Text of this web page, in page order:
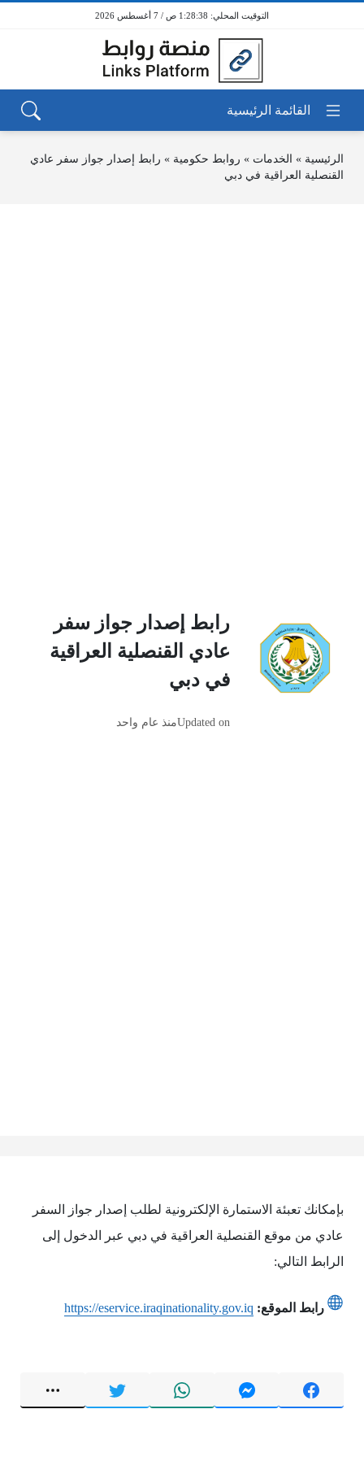
1:28:38 ص / 7 أغسطس 2026
الرئيسية » الخدمات » روابط حكومية » رابط إصدار جواز سفر عادي
القنصلية العراقية في دبي
رابط إصدار جواز سفر
عادي القنصلية العراقية
في دبي
Updated onمنذ عام واحد
بإمكانك تعبئة الاستمارة الإلكترونية لطلب إصدار جواز السفر
عادي من موقع القنصلية العراقية في دبي عبر الدخول إلى
الرابط التالي:
رابط الموقع: https://eservice.iraqinationality.gov.iq